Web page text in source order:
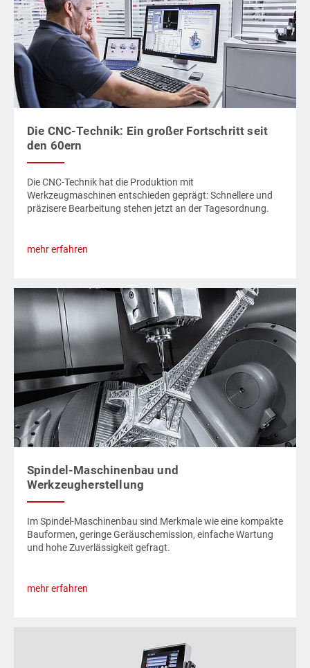
Die CNC-Technik: Ein großer Fortschritt seit
den 60ern
Die CNC-Technik hat die Produktion mit
Werkzeugmaschinen entschieden geprägt: Schnellere und
präzisere Bearbeitung stehen jetzt an der Tagesordnung.
mehr erfahren
Spindel-Maschinenbau und
Werkzeugherstellung
Im Spindel-Maschinenbau sind Merkmale wie eine kompakte
Bauformen, geringe Geräuschemission, einfache Wartung
und hohe Zuverlässigkeit gefragt.
mehr erfahren